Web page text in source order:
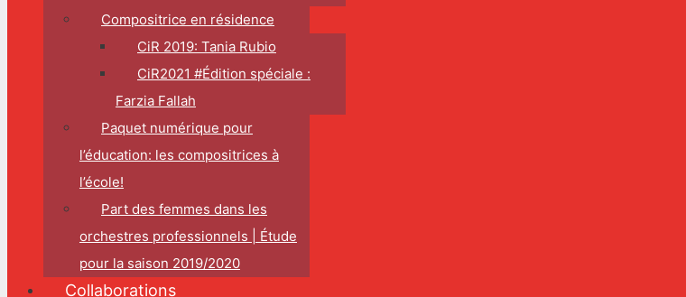
Compositrice en résidence
CiR 2019: Tania Rubio
CiR2021 #Édition spéciale :
Farzia Fallah
Paquet numérique pour
l’éducation: les compositrices à
l’école!
Part des femmes dans les
orchestres professionnels | Étude
pour la saison 2019/2020
Collaborations